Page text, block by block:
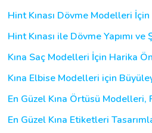
Hint Kınası Dövme Modelleri
Hint Kınası ile Dövme Yapımı ve
Kına Saç Modelleri İçin Harika
Kına Elbise Modelleri için
En Güzel Kına Örtüsü Modelleri,
En Güzel Kına Etiketleri